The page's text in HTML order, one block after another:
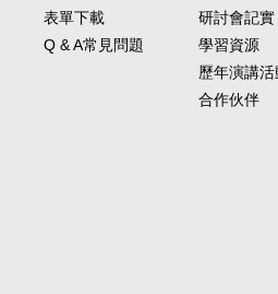
表單下載
Q & A常見問題
研討會記實
學習資源
歷年演講活
合作伙伴